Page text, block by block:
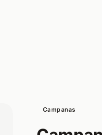
Campanas